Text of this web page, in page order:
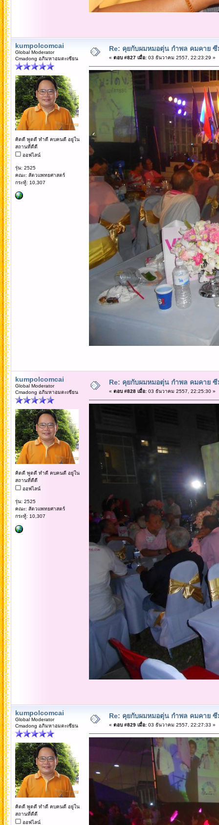
kumpolcomcai
Global Moderator
Cmadong อภิมหาอมตะเซียน
คิดดี พูดดี ทำดี คบคนดี อยู่ใน
สถานที่ดีดี
ออฟไลน์
รุ่น: 2525
คณะ: สัตวแพทยศาสตร์
กระทู้: 10,307
Re: คุยกับผมหมอตุ่น กำพล คมคาย
« ตอบ #827 เมื่อ:03 ธันวาคม 2557, 22:23:29 »
kumpolcomcai
Global Moderator
Cmadong อภิมหาอมตะเซียน
คิดดี พูดดี ทำดี คบคนดี อยู่ใน
สถานที่ดีดี
ออฟไลน์
รุ่น: 2525
คณะ: สัตวแพทยศาสตร์
กระทู้: 10,307
Re: คุยกับผมหมอตุ่น กำพล คมคาย
« ตอบ #828 เมื่อ:03 ธันวาคม 2557, 22:25:30 »
kumpolcomcai
Global Moderator
Cmadong อภิมหาอมตะเซียน
คิดดี พูดดี ทำดี คบคนดี อยู่ใน
สถานที่ดีดี
ออฟไลน์
Re: คุยกับผมหมอตุ่น กำพล คมคาย
« ตอบ #829 เมื่อ:03 ธันวาคม 2557, 22:27:33 »